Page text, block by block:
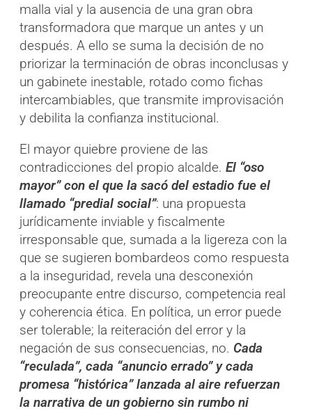
malla vial y la ausencia de una gran obra
transformadora que marque un antes y un
después. A ello se suma la decisión de no
priorizar la terminación de obras inconclusas y
un gabinete inestable, rotado como fichas
intercambiables, que transmite improvisación
y debilita la confianza institucional.
El mayor quiebre proviene de las
contradicciones del propio alcalde. El “oso
mayor” con el que la sacó del estadio fue el
llamado “predial social”: una propuesta
jurídicamente inviable y fiscalmente
irresponsable que, sumada a la ligereza con la
que se sugieren bombardeos como respuesta
a la inseguridad, revela una desconexión
preocupante entre discurso, competencia real
y coherencia ética. En política, un error puede
ser tolerable; la reiteración del error y la
negación de sus consecuencias, no. Cada
“reculada”, cada “anuncio errado” y cada
promesa “histórica” lanzada al aire refuerzan
la narrativa de un gobierno sin rumbo ni